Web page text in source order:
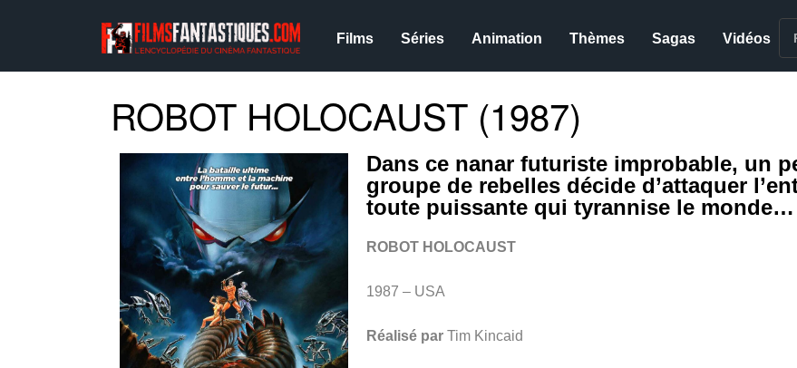
Films Séries Animation Thèmes Sagas Vidéos
ROBOT HOLOCAUST (1987)
Dans ce nanar futuriste improbable, un
groupe de rebelles décide d’attaquer
toute puissante qui tyrannise le monde…
ROBOT HOLOCAUST
1987 – USA
Réalisé par Tim Kincaid